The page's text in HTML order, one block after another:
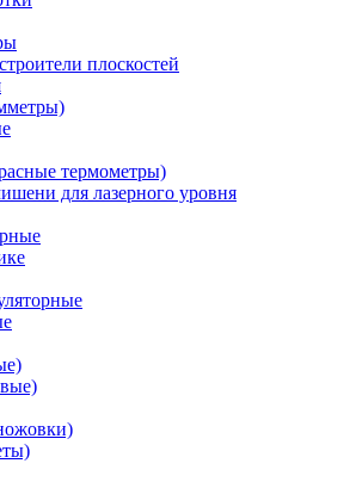
плоскостей
термометры)
для лазерного уровня